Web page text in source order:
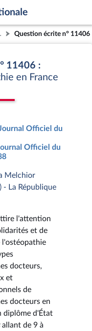
Question écrite n° 11406
11406 :
en France
Officiel du
Officiel du
Melchior
La République
l'attention
et de
l'ostéopathie
docteurs,
et
de
docteurs en
diplôme d'État
allant de 9 à